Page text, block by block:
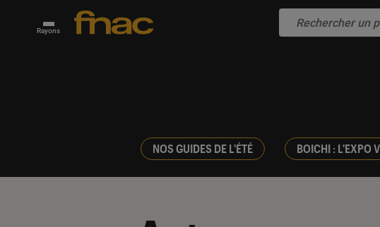
Rayons
NOS GUIDES DE L'ÉTÉ BOICHI : L'EXPO